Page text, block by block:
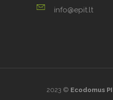
info@epit.lt
2023 © Ecodomus